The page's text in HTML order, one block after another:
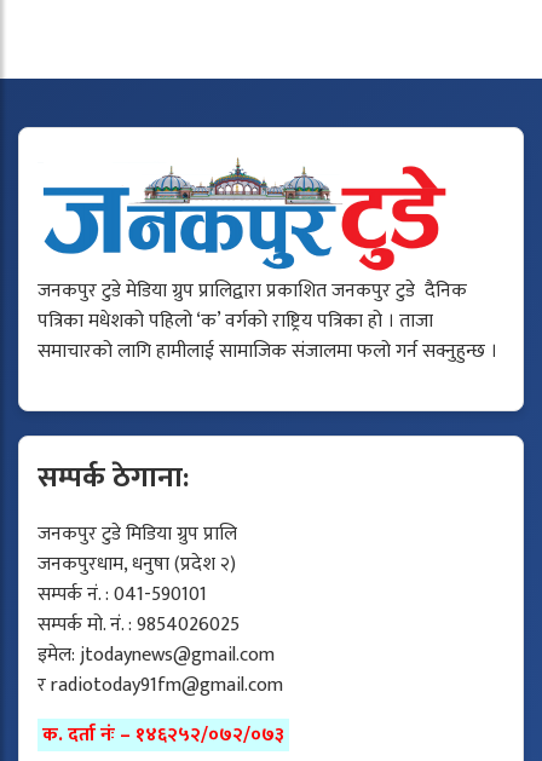
जनकपुर टुडे मेडिया ग्रुप प्रालिद्वारा प्रकाशित जनकपुर टुडे दैनिक
पत्रिका मधेशको पहिलो ‘क’ वर्गको राष्ट्रिय पत्रिका हो । ताजा
समाचारको लागि हामीलाई सामाजिक संजालमा फलो गर्न सक्नुहुन्छ ।
सम्पर्क ठेगाना:
जनकपुर टुडे मिडिया ग्रुप प्रालि
जनकपुरधाम, धनुषा (प्रदेश २)
सम्पर्क नं. : 041-590101
सम्पर्क मो. नं. : 9854026025
इमेल:jtodaynews@gmail.com
रradiotoday91fm@gmail.com
क. दर्ता नंः – १४६२५२/०७२/०७३